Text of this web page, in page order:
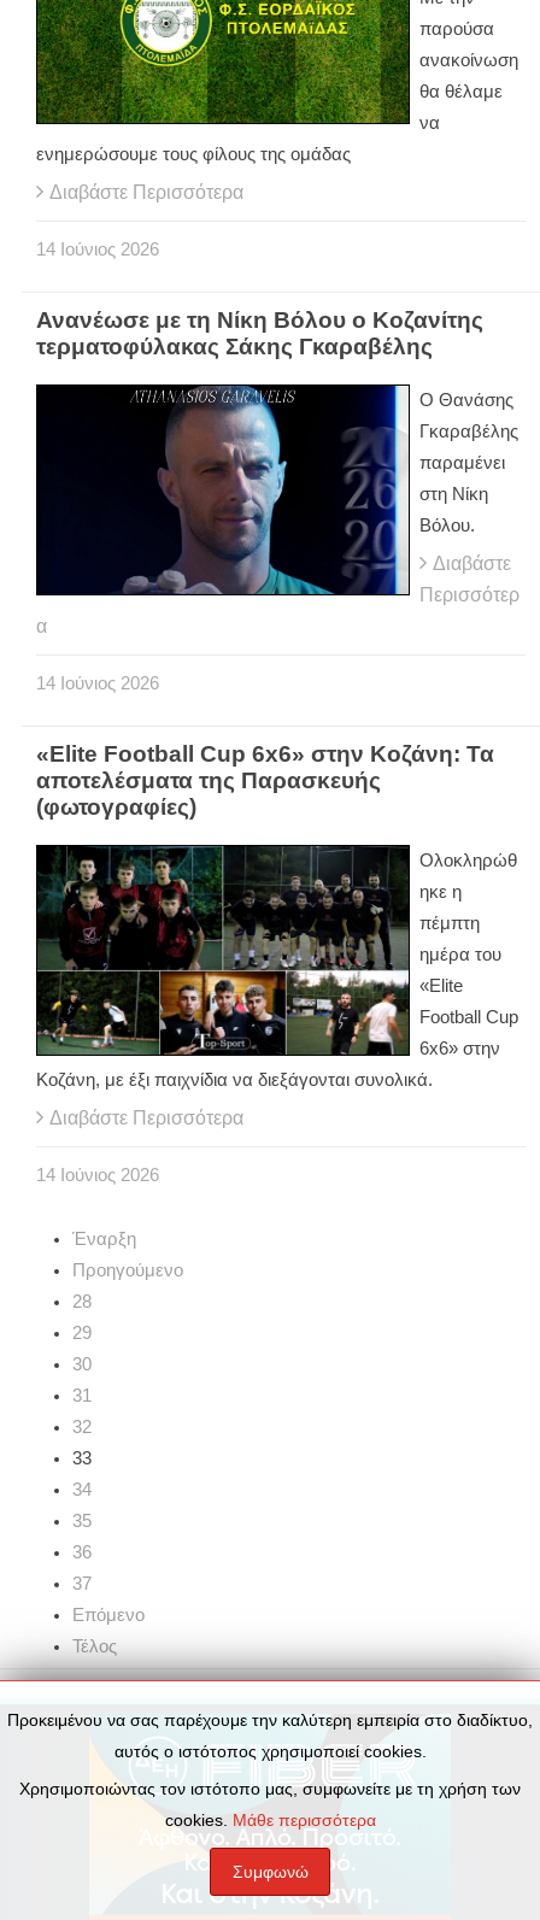
παρούσα
ανακοίνωση
θα θέλαμε
να
ενημερώσουμε τους φίλους της ομάδας
Διαβάστε Περισσότερα
14 Ιούνιος 2026
Ανανέωσε με τη Νίκη Βόλου ο Κοζανίτης
τερματοφύλακας Σάκης Γκαραβέλης
Ο Θανάσης
Γκαραβέλης
παραμένει
στη Νίκη
Βόλου.
Διαβάστε
Περισσότερ
α
14 Ιούνιος 2026
«Elite Football Cup 6x6» στην Κοζάνη: Τα
αποτελέσματα της Παρασκευής
(φωτογραφίες)
Ολοκληρώθ
ηκε η
πέμπτη
ημέρα του
«Elite
Football Cup
6x6» στην
Κοζάνη, με έξι παιχνίδια να διεξάγονται συνολικά.
Διαβάστε Περισσότερα
14 Ιούνιος 2026
Έναρξη
Προηγούμενο
28
29
30
31
32
33
34
35
36
37
Επόμενο
Τέλος
Προκειμένου να σας παρέχουμε την καλύτερη εμπειρία στο διαδίκτυο,
αυτός ο ιστότοπος χρησιμοποιεί cookies.
Χρησιμοποιώντας τον ιστότοπο μας, συμφωνείτε με τη χρήση των
cookies. Μάθε περισσότερα
Συμφωνώ